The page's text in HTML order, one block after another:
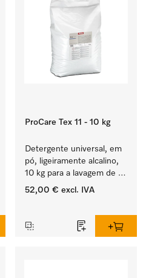
ProCare Tex 11 - 10 kg
Detergente universal, em
pó, ligeiramente alcalino,
10 kg para a lavagem de
têxteis brancos e de
52,00 € excl. IVA